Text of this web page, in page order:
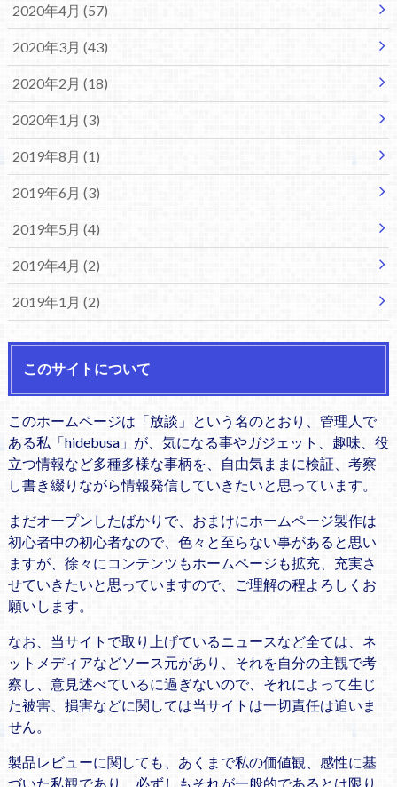
2020年4月 (57)
2020年3月 (43)
2020年2月 (18)
2020年1月 (3)
2019年8月 (1)
2019年6月 (3)
2019年5月 (4)
2019年4月 (2)
2019年1月 (2)
このサイトについて
このホームページは「放談」という名のとおり、管理人で
ある私「hidebusa」が、気になる事やガジェット、趣味、役
立つ情報など多種多様な事柄を、自由気ままに検証、考察
し書き綴りながら情報発信していきたいと思っています。
まだオープンしたばかりで、おまけにホームページ製作は
初心者中の初心者なので、色々と至らない事があると思い
ますが、徐々にコンテンツもホームページも拡充、充実さ
せていきたいと思っていますので、ご理解の程よろしくお
願いします。
なお、当サイトで取り上げているニュースなど全ては、ネ
ットメディアなどソース元があり、それを自分の主観で考
察し、意見述べているに過ぎないので、それによって生じ
た被害、損害などに関しては当サイトは一切責任は追いま
せん。
製品レビューに関しても、あくまで私の価値観、感性に基
づいた私観であり、必ずしもそれが一般的であるとは限り